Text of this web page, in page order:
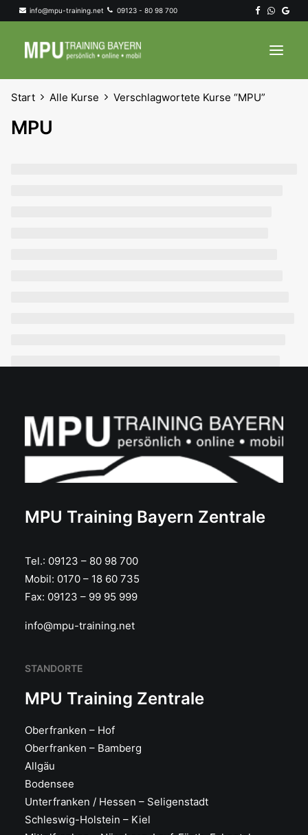
info@mpu-training.net 09123 - 80 98 700
MPU Training
Start Alle Kurse Verschlagwortete Kurse “MPU”
MPU
MPU Training Bayern Zentrale
Tel.: 09123 – 80 98 700
Mobil: 0170 – 18 60 735
Fax: 09123 – 99 95 999
info@mpu-training.net
STANDORTE
MPU Training Zentrale
Oberfranken – Hof
Oberfranken – Bamberg
Allgäu
Bodensee
Unterfranken / Hessen – Seligenstadt
Schleswig-Holstein – Kiel